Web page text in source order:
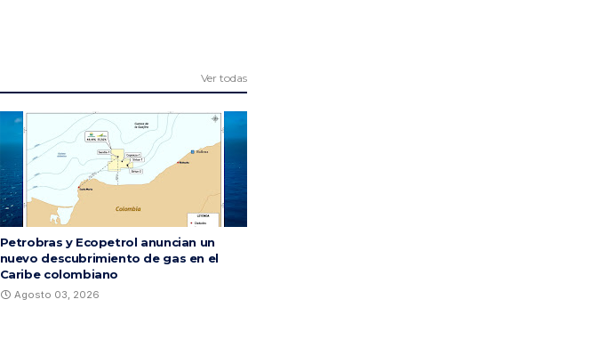
Ver todas
Petrobras y Ecopetrol anuncian un
nuevo descubrimiento de gas en el
Caribe colombiano
Agosto 03, 2026